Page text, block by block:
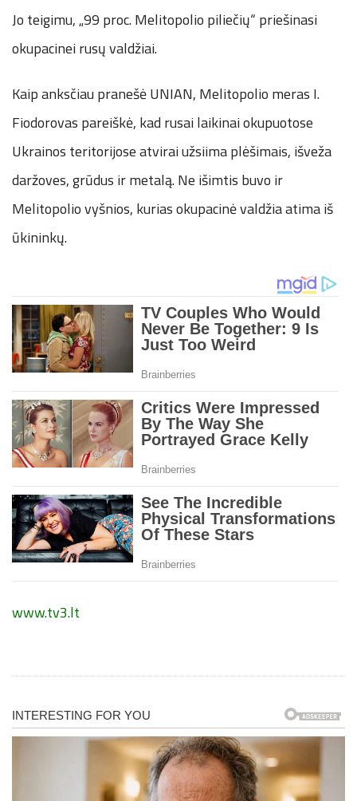
Jo teigimu, „99 proc. Melitopolio piliečių“ priešinasi
okupacinei rusų valdžiai.
Kaip anksčiau pranešė UNIAN, Melitopolio meras I.
Fiodorovas pareiškė, kad rusai laikinai okupuotose
Ukrainos teritorijose atvirai užsiima plėšimais, išveža
daržoves, grūdus ir metalą. Ne išimtis buvo ir
Melitopolio vyšnios, kurias okupacinė valdžia atima iš
ūkininkų.
www.tv3.lt